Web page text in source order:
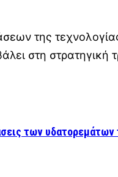
της
στη στρατηγική
των υδατορεμάτων